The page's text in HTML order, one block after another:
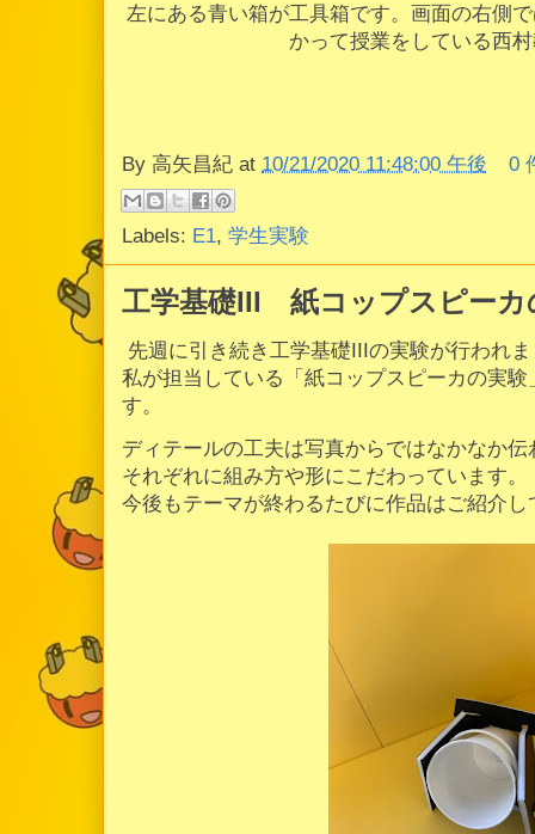
左にある青い箱が工具箱です。画面の右側
かって授業をしている西
By 高矢昌紀 at 10/21/2020 11:48:00 午後 0
Labels: E1, 学生実験
工学基礎III 紙コップスピーカ
先週に引き続き工学基礎IIIの実験が行われ
私が担当している「紙コップスピーカの実
す。
ディテールの工夫は写真からではなかなか
それぞれに組み方や形にこだわっています。
今後もテーマが終わるたびに作品はご紹介し